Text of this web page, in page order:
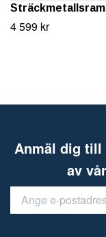
4 599 kr
Anmäl dig till
av